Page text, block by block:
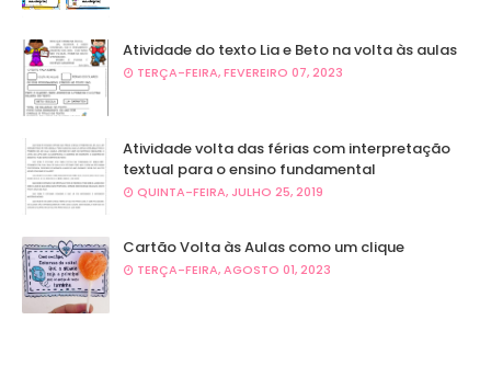
Atividade do texto Lia e Beto na volta às aulas
TERÇA-FEIRA, FEVEREIRO 07, 2023
Atividade volta das férias com interpretação
textual para o ensino fundamental
QUINTA-FEIRA, JULHO 25, 2019
Cartão Volta às Aulas como um clique
TERÇA-FEIRA, AGOSTO 01, 2023